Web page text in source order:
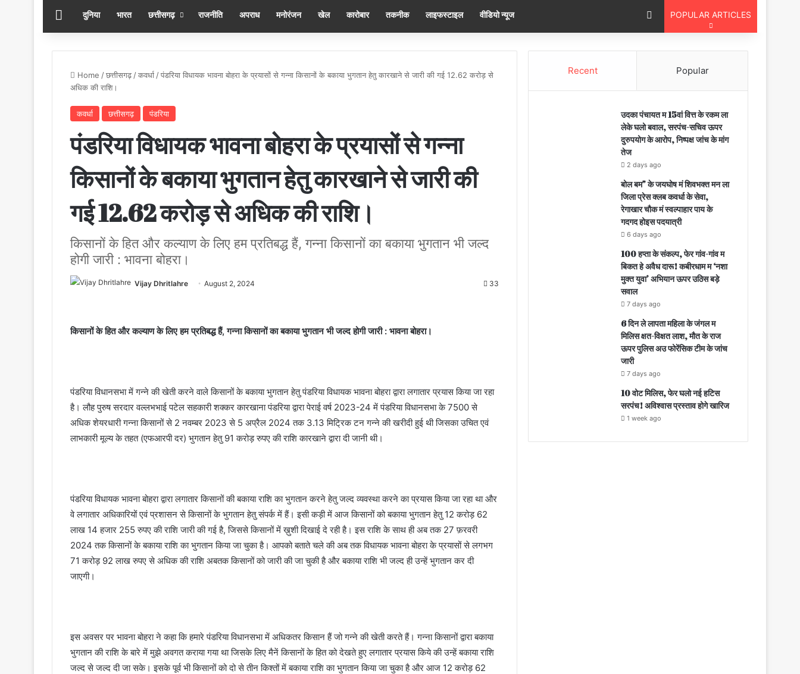
दुनिया भारत छत्तीसगढ़ राजनीति अपराध मनोरंजन खेल कारोबार तकनीक लाइफस्टाइल वीडियो न्यूज Switch skin
POPULAR ARTICLES
Home /छत्तीसगढ़ /कवर्धा /पंडरिया विधायक भावना बोहरा के प्रयासों से गन्ना किसानों के बकाया भुगतान हेतु कारखाने से जारी की गई 12.62 करोड़ से
अधिक की राशि।
कवर्धा छत्तीसगढ़ पंडरिया
पंडरिया विधायक भावना बोहरा के प्रयासों से गन्ना
किसानों के बकाया भुगतान हेतु कारखाने से जारी की
गई 12.62 करोड़ से अधिक की राशि।
किसानों के हित और कल्याण के लिए हम प्रतिबद्ध हैं, गन्ना किसानों का बकाया भुगतान भी जल्द
होगी जारी : भावना बोहरा।
Vijay Dhritlahre August 2, 2024 33
किसानों के हित और कल्याण के लिए हम प्रतिबद्ध हैं, गन्ना किसानों का बकाया भुगतान भी जल्द होगी जारी : भावना बोहरा।
पंडरिया विधानसभा में गन्ने की खेती करने वाले किसानों के बकाया भुगतान हेतु पंडरिया विधायक भावना बोहरा द्वारा लगातार प्रयास किया जा रहा
है। लौह पुरुष सरदार वल्लभभाई पटेल सहकारी शक्कर कारखाना पंडरिया द्वारा पेराई वर्ष 2023-24 में पंडरिया विधानसभा के 7500 से
अधिक शेयरधारी गन्ना किसानों से 2 नवम्बर 2023 से 5 अप्रैल 2024 तक 3.13 मिट्रिक टन गन्ने की खरीदी हुई थी जिसका उचित एवं
लाभकारी मूल्य के तहत (एफआरपी दर) भुगतान हेतु 91 करोड़ रुपए की राशि कारखाने द्वारा दी जानी थी।
पंडरिया विधायक भावना बोहरा द्वारा लगातार किसानों की बकाया राशि का भुगतान करने हेतु जल्द व्यवस्था करने का प्रयास किया जा रहा था और
वे लगातार अधिकारियों एवं प्रशासन से किसानों के भुगतान हेतु संपर्क में हैं। इसी कड़ी में आज किसानों को बकाया भुगतान हेतु 12 करोड़ 62
लाख 14 हजार 255 रुपए की राशि जारी की गई है, जिससे किसानों में ख़ुशी दिखाई दे रही है। इस राशि के साथ ही अब तक 27 फ़रवरी
2024 तक किसानों के बकाया राशि का भुगतान किया जा चुका है। आपको बताते चले की अब तक विधायक भावना बोहरा के प्रयासों से लगभग
71 करोड़ 92 लाख रुपए से अधिक की राशि अबतक किसानों को जारी की जा चुकी है और बकाया राशि भी जल्द ही उन्हें भुगतान कर दी
जाएगी।
इस अवसर पर भावना बोहरा ने कहा कि हमारे पंडरिया विधानसभा में अधिकतर किसान हैं जो गन्ने की खेती करते हैं। गन्ना किसानों द्वारा बकाया
भुगतान की राशि के बारे में मुझे अवगत कराया गया था जिसके लिए मैनें किसानों के हित को देखते हुए लगातार प्रयास किये की उन्हें बकाया राशि
जल्द से जल्द दी जा सके। इसके पूर्व भी किसानों को दो से तीन किश्तों में बकाया राशि का भुगतान किया जा चुका है और आज 12 करोड़ 62
Recent Popular
उदका पंचायत म 15वां वित्त के रकम ला
लेके घलो बवाल, सरपंच-सचिव ऊपर
दुरुपयोग के आरोप, निष्पक्ष जांच के मांग
तेज
2 days ago
बोल बम” के जयघोष मं शिवभक्त मन ला
जिला प्रेस क्लब कवर्धा के सेवा,
रेगाखार चौक मं स्वल्पाहार पाय के
गदगद होइस पदयात्री
6 days ago
100 हप्ता के संकल्प, फेर गांव-गांव म
बिकत हे अवैध दारू! कबीरधाम म ‘नशा
मुक्त युवा’ अभियान ऊपर उठिस बड़े
सवाल
7 days ago
6 दिन ले लापता महिला के जंगल म
मिलिस क्षत-विक्षत लाश, मौत के राज
ऊपर पुलिस अउ फोरेंसिक टीम के जांच
जारी
7 days ago
10 वोट मिलिस, फेर घलो नई हटिस
सरपंच! अविश्वास प्रस्ताव होगे खारिज
1 week ago